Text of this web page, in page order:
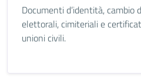
Documenti d’identità, cambio
elettorali, cimiteriali e
unioni civili.